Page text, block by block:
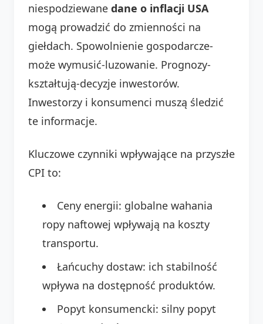
niespodziewane dane o inflacji USA
mogą prowadzić do zmienności na
giełdach. Spowolnienie gospodarcze-
może wymusić-luzowanie. Prognozy-
kształtują-decyzje inwestorów.
Inwestorzy i konsumenci muszą śledzić
te informacje.
Kluczowe czynniki wpływające na przyszłe
CPI to:
Ceny energii: globalne wahania
ropy naftowej wpływają na koszty
transportu.
Łańcuchy dostaw: ich stabilność
wpływa na dostępność produktów.
Popyt konsumencki: silny popyt